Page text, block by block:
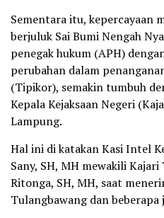
Sementara itu, kepercayaan
berjuluk Sai Bumi Nengah
penegak hukum (APH)
perubahan dalam
(Tipikor), semakin tumbuh
Kepala Kejaksaan Negeri
Lampung.
Hal ini di katakan Kasi Intel
Sany, SH, MH mewakili
Ritonga, SH, MH, saat
Tulangbawang dan beberapa